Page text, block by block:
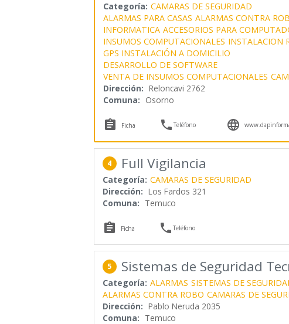
Categoría: CAMARAS DE SEGURIDAD
ALARMAS PARA CASAS ALARMAS CONTRA
INFORMATICA ACCESORIOS PARA
INSUMOS COMPUTACIONALES INSTALACION
GPS INSTALACIÓN A DOMICILIO
DESARROLLO DE SOFTWARE
VENTA DE INSUMOS COMPUTACIONALES
Dirección: Reloncavi 2762
Comuna: Osorno
 Ficha Teléfono 
4 Full Vigilancia
Categoría: CAMARAS DE SEGURIDAD
Dirección: Los Fardos 321
Comuna: Temuco
 Ficha Teléfono
5 Sistemas de Seguridad
Categoría: ALARMAS SISTEMAS DE
ALARMAS CONTRA ROBO CAMARAS DE
Dirección: Pablo Neruda 2035
Comuna: Temuco